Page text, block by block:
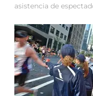
asistencia de